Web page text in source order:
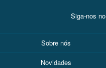
Siga-nos no
Sobre nós
Novidades